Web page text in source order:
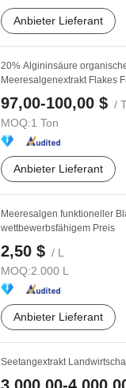
Anbieter Lieferant
20% Algininsäure
Meeresalgenextrakt Flakes
97,00-100,00 $ /
MOQ:1 Ton
Anbieter Lieferant
Meeresalgen funktioneller
wettbewerbsfähigem Preis
2,50 $ / L
MOQ:2.000 L
Anbieter Lieferant
Seetangextrakt